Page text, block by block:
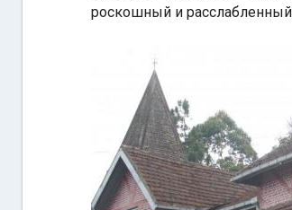
роскошный и